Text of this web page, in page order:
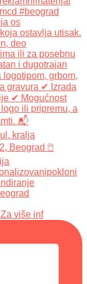
os
više inf